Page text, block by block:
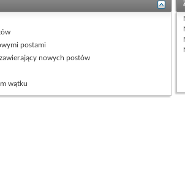
postami
nowych postów
wątku